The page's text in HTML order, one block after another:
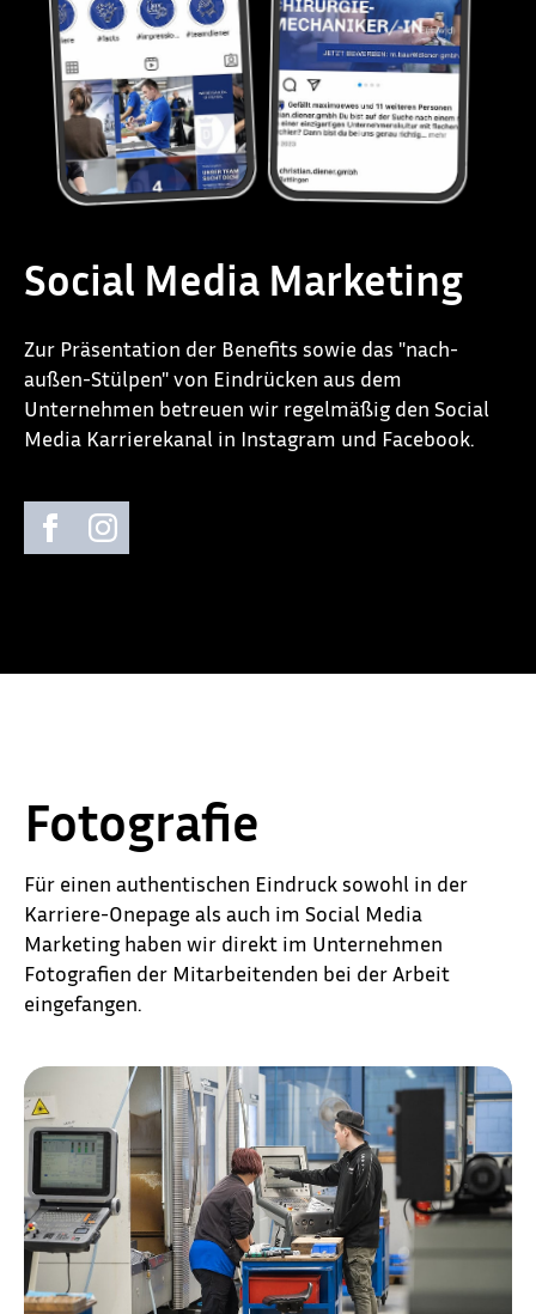
Social Media Marketing
Zur Präsentation der Benefits sowie das "nach-
außen-Stülpen" von Eindrücken aus dem
Unternehmen betreuen wir regelmäßig den Social
Media Karrierekanal in Instagram und Facebook.
Fotografie
Für einen authentischen Eindruck sowohl in der
Karriere-Onepage als auch im Social Media
Marketing haben wir direkt im Unternehmen
Fotografien der Mitarbeitenden bei der Arbeit
eingefangen.